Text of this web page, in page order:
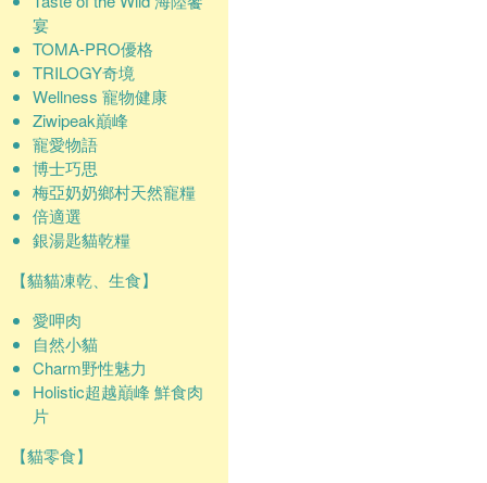
宴
TOMA-PRO優格
TRILOGY奇境
Wellness 寵物健康
Ziwipeak巔峰
寵愛物語
博士巧思
梅亞奶奶鄉村天然寵糧
倍適選
銀湯匙貓乾糧
【貓貓凍乾、生食】
愛呷肉
自然小貓
Charm野性魅力
Holistic超越巔峰 鮮食肉
片
【貓零食】